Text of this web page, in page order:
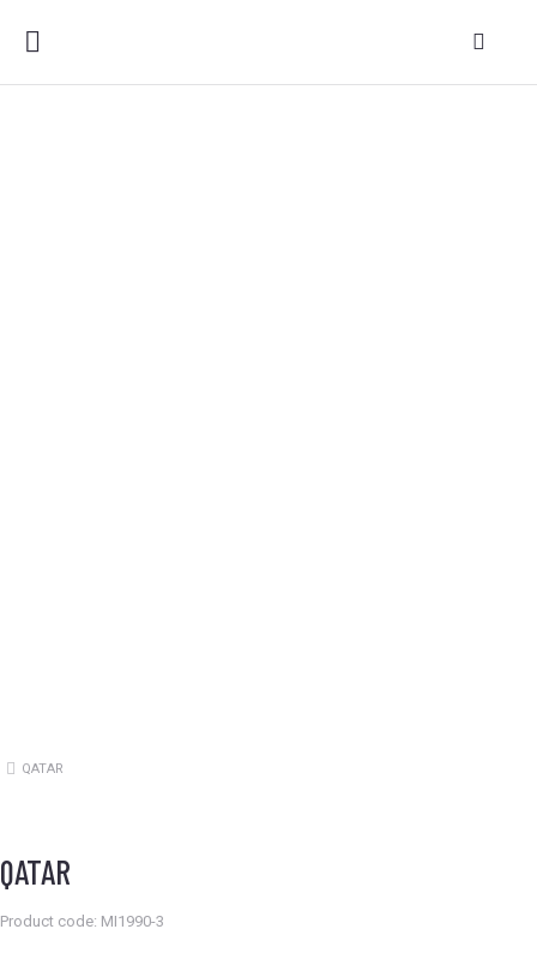
Estás aquí:
QATAR
QATAR
Product code: MI1990-3